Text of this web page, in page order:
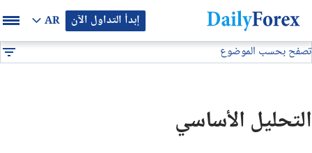
إبدأ التداول الآن AR
بيان إعلاني
تصفح بحسب الموضوع
فتوى الفوركس
التحليل الأساسي